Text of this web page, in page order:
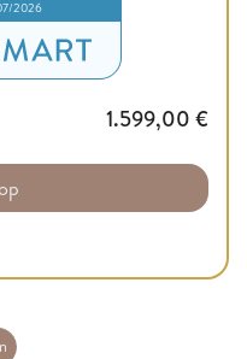
2026
1.599,00 €